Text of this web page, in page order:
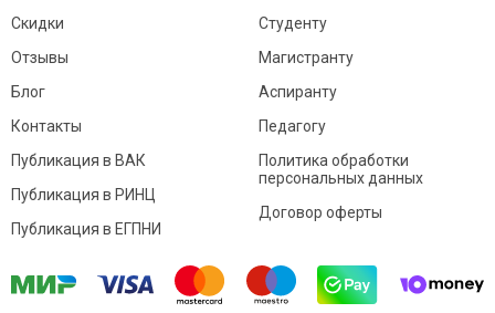
Скидки
Отзывы
Блог
Контакты
Студенту
Магистранту
Аспиранту
Педагогу
Публикация в ВАК
Публикация в РИНЦ
Публикация в ЕГПНИ
Политика обработки
персональных данных
Договор оферты